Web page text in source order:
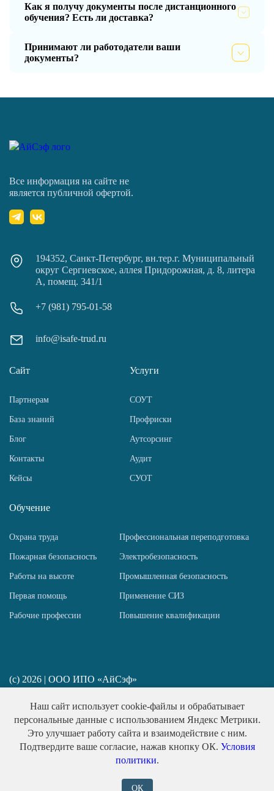
Как я получу документы после дистанционного
обучения? Есть ли доставка?
Принимают ли работодатели ваши
документы?
Все информация на сайте не
является публичной офертой.
194352, Санкт-Петербург, вн.тер.г. Муниципальный
округ Сергиевское, аллея Придорожная, д. 8, литера
А, помещ. 341/1
+7 (981) 795-01-58
info@isafe-trud.ru
Сайт
Партнерам
База знаний
Блог
Контакты
Кейсы
Услуги
СОУТ
Профриски
Аутсорсинг
Аудит
СУОТ
Обучение
Охрана труда Профессиональная переподготовка
Пожарная безопасность Электробезопасность
Работы на высоте Промышленная безопасность
Первая помощь Применение СИЗ
Рабочие профессии Повышение квалификации
(c) 2026 | ООО ИПО «АйСэф»
Политика конфиденциальности
Публичная оферта
Обработка персональных данных
Наш сайт использует cookie-файлы и обрабатывает
персональные данные с использованием Яндекс Метрики.
Это улучшает работу сайта и взаимодействие с ним.
Подтвердите ваше согласие, нажав кнопку ОК. Условия
политики.
ОК